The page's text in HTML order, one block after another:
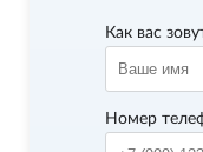
Как вас
Номер